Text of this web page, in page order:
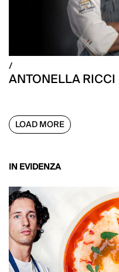
/
ANTONELLA
LOAD MORE
IN EVIDENZA